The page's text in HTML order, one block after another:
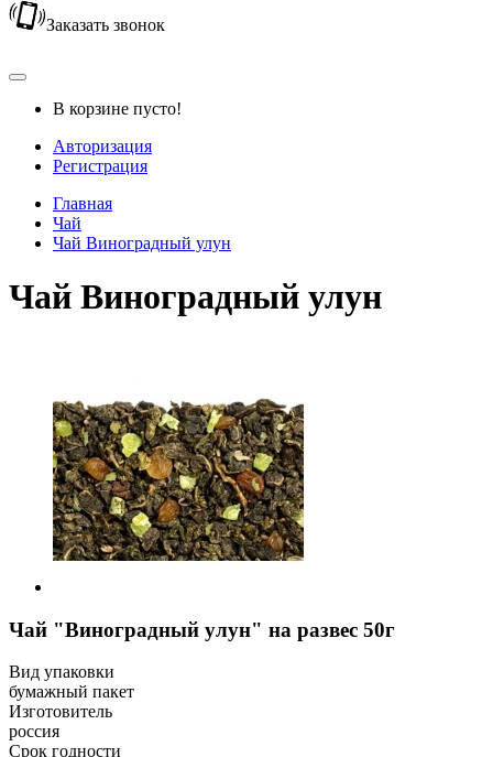
Заказать звонок
В корзине пусто!
Авторизация
Регистрация
Главная
Чай
Чай Виноградный улун
Чай Виноградный улун
Чай "Виноградный улун" на развес 50г
Вид упаковки
бумажный пакет
Изготовитель
россия
Срок годности